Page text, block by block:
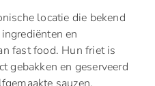
locatie die bekend
en
fast food. Hun friet is
gebakken en geserveerd